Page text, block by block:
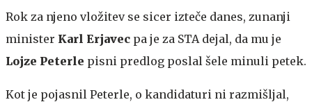
Rok za njeno vložitev se sicer izteče danes, zunanji
minister Karl Erjavec pa je za STA dejal, da mu je
Lojze Peterle pisni predlog poslal šele minuli petek.
Kot je pojasnil Peterle, o kandidaturi ni razmišljal,